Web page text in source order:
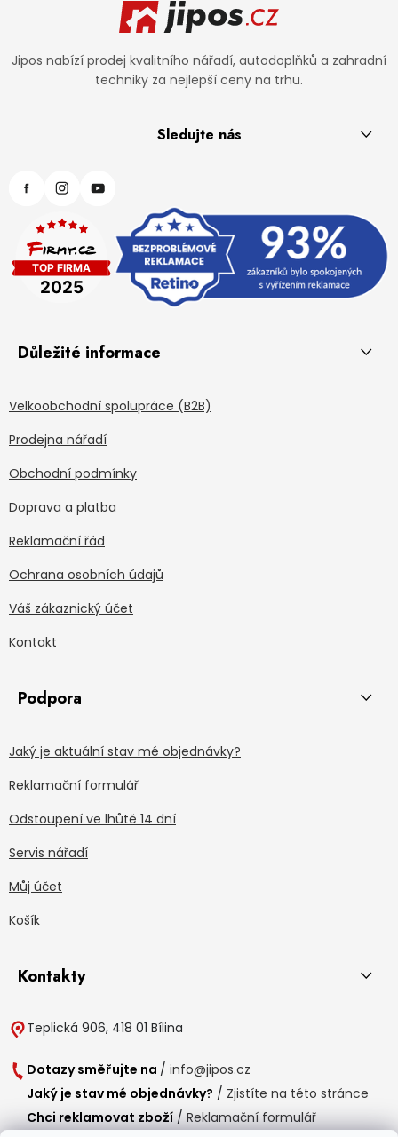
Jipos nabízí prodej kvalitního nářadí, autodoplňků a zahradní
techniky za nejlepší ceny na trhu.
Sledujte nás
Důležité informace
Velkoobchodní spolupráce (B2B)
Prodejna nářadí
Obchodní podmínky
Doprava a platba
Reklamační řád
Ochrana osobních údajů
Váš zákaznický účet
Kontakt
Podpora
Jaký je aktuální stav mé objednávky?
Reklamační formulář
Odstoupení ve lhůtě 14 dní
Servis nářadí
Můj účet
Košík
Kontakty
Teplická 906, 418 01 Bílina
Dotazy směřujte na / info@jipos.cz
Jaký je stav mé objednávky? / Zjistíte na této stránce
Chci reklamovat zboží / Reklamační formulář